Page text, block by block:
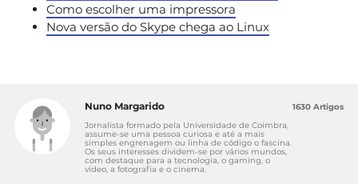
Como escolher uma impressora
Nova versão do Skype chega ao Linux
Nuno Margarido
Jornalista formado pela Universidade de Coimbra,
assume-se uma pessoa curiosa e até a mais
simples engrenagem ou linha de código o fascina.
Os seus interesses dividem-se por vários mundos,
com destaque para a tecnologia, o gaming, o
vídeo, a fotografia e o cinema.
1630 Artigos